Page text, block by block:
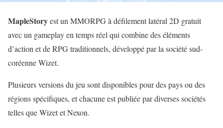
MapleStoryest un MMORPG à défilement latéral 2D gratuit
avec un gameplay en temps réel qui combine des éléments
d’action et de RPG traditionnels, développé par la société sud-
coréenne Wizet.
Plusieurs versions du jeu sont disponibles pour des pays ou des
régions spécifiques, et chacune est publiée par diverses sociétés
telles que Wizet et Nexon.